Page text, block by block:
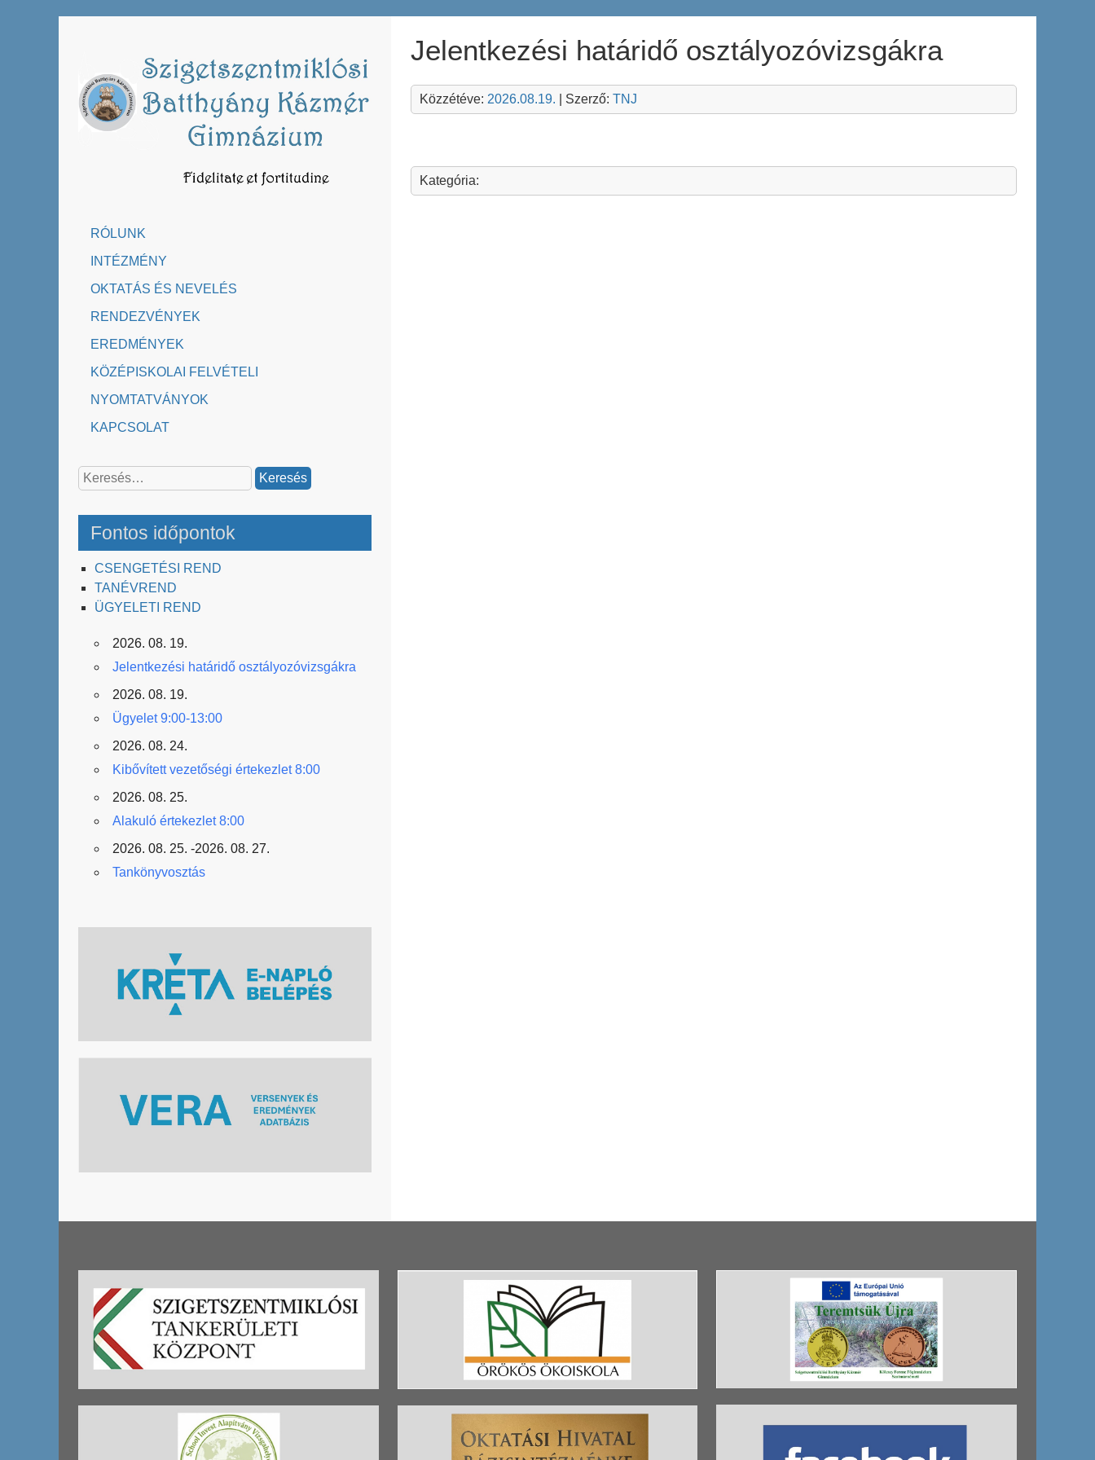
RÓLUNK
INTÉZMÉNY
OKTATÁS ÉS NEVELÉS
RENDEZVÉNYEK
EREDMÉNYEK
KÖZÉPISKOLAI FELVÉTELI
NYOMTATVÁNYOK
KAPCSOLAT
Keresés:
Fontos időpontok
CSENGETÉSI REND
TANÉVREND
ÜGYELETI REND
2026. 08. 19.
Jelentkezési határidő osztályozóvizsgákra
2026. 08. 19.
Ügyelet 9:00-13:00
2026. 08. 24.
Kibővített vezetőségi értekezlet 8:00
2026. 08. 25.
Alakuló értekezlet 8:00
2026. 08. 25. -2026. 08. 27.
Tankönyvosztás
Jelentkezési határidő osztályozóvizsgákra
Közzétéve: 2026.08.19. | Szerző: TNJ
Kategória: